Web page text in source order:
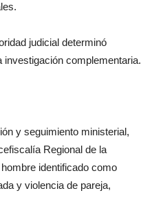
judicial determinó
complementaria.
y seguimiento ministerial,
Regional de la
identificado como
y violencia de pareja,